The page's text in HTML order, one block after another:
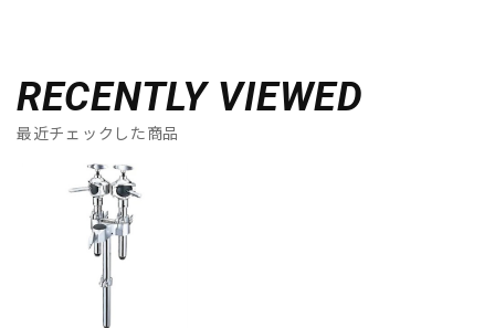
RECENTLY VIEWED
最近チェックした商品